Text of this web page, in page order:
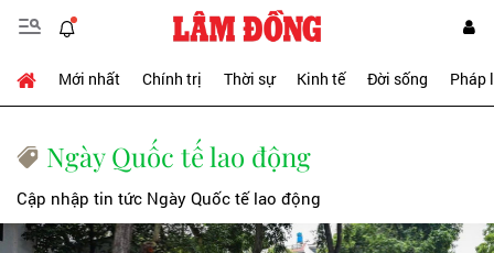
Mới nhất Chính trị Thời sự Kinh tế Đời sống Pháp
Ngày Quốc tế lao động
Cập nhập tin tức Ngày Quốc tế lao động